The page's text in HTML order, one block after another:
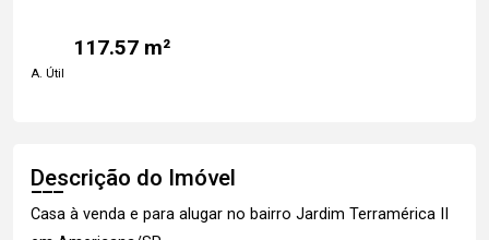
117.57 m²
A. Útil
Descrição do Imóvel
Casa à venda e para alugar no bairro Jardim Terramérica II